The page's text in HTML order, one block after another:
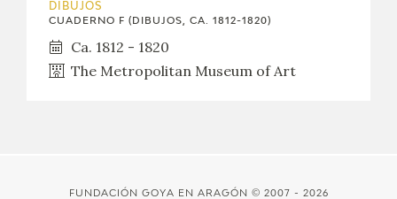
DIBUJOS
CUADERNO F (DIBUJOS, CA. 1812-1820)
Ca. 1812 - 1820
The Metropolitan Museum of Art
FUNDACIÓN GOYA EN ARAGÓN © 2007 - 2026